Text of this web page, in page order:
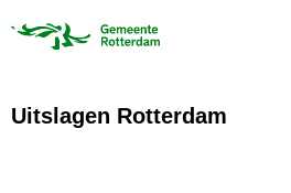
Uitslagen Rotterdam